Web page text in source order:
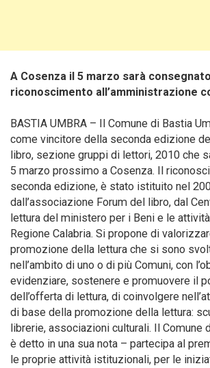
A Cosenza il 5 marzo sarà
riconoscimento all’amministrazione
BASTIA UMBRA – Il Comune di Bastia
come vincitore della seconda edizione
libro, sezione gruppi di lettori, 2010 che
5 marzo prossimo a Cosenza. Il
seconda edizione, è stato istituito nel
dall’associazione Forum del libro, dal
lettura del ministero per i Beni e le
Regione Calabria. Si propone di
promozione della lettura che si sono
nell’ambito di uno o di più Comuni, con
evidenziare, sostenere e promuovere il
dell’offerta di lettura, di coinvolgere
di base della promozione della lettura:
librerie, associazioni culturali. Il Comune
è detto in una sua nota – partecipa al
le proprie attività istituzionali, per le